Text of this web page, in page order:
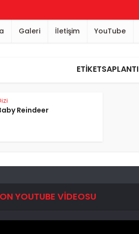
Galeri İletişim YouTube
ETIKETSAPLANTI
Reindeer
YOUTUBE VIDEOSU